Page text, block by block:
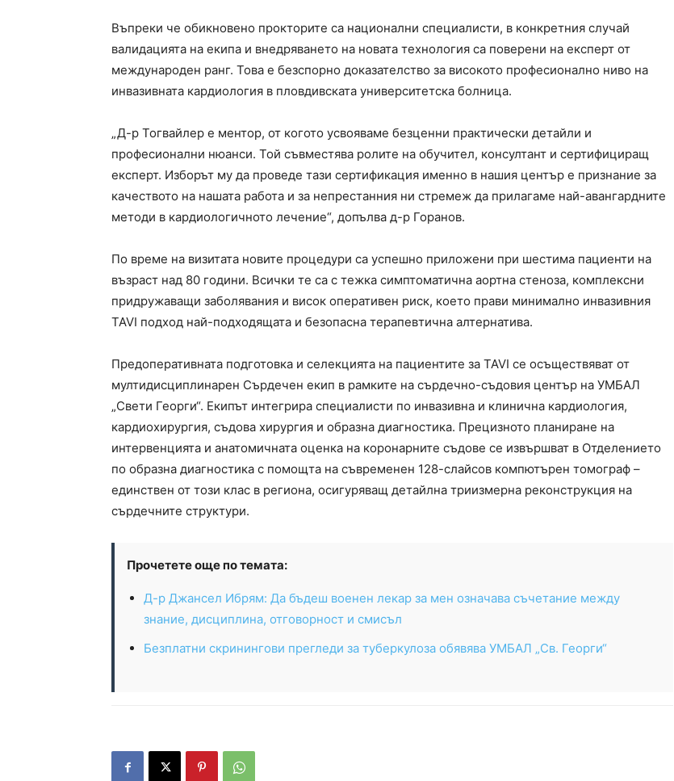
Въпреки че обикновено прокторите са национални специалисти, в конкретния случай
валидацията на екипа и внедряването на новата технология са поверени на експерт от
международен ранг. Това е безспорно доказателство за високото професионално ниво на
инвазивната кардиология в пловдивската университетска болница.
„Д-р Тогвайлер е ментор, от когото усвояваме безценни практически детайли и
професионални нюанси. Той съвместява ролите на обучител, консултант и сертифициращ
експерт. Изборът му да проведе тази сертификация именно в нашия център е признание за
качеството на нашата работа и за непрестанния ни стремеж да прилагаме най-авангардните
методи в кардиологичното лечение“, допълва д-р Горанов.
По време на визитата новите процедури са успешно приложени при шестима пациенти на
възраст над 80 години. Всички те са с тежка симптоматична аортна стеноза, комплексни
придружаващи заболявания и висок оперативен риск, което прави минимално инвазивния
TAVI подход най-подходящата и безопасна терапевтична алтернатива.
Предоперативната подготовка и селекцията на пациентите за TAVI се осъществяват от
мултидисциплинарен Сърдечен екип в рамките на сърдечно-съдовия център на УМБАЛ
„Свети Георги“. Екипът интегрира специалисти по инвазивна и клинична кардиология,
кардиохирургия, съдова хирургия и образна диагностика. Прецизното планиране на
интервенцията и анатомичната оценка на коронарните съдове се извършват в Отделението
по образна диагностика с помощта на съвременен 128-слайсов компютърен томограф –
единствен от този клас в региона, осигуряващ детайлна триизмерна реконструкция на
сърдечните структури.
Прочетете още по темата:
Д-р Джансел Ибрям: Да бъдеш военен лекар за мен означава съчетание между
знание, дисциплина, отговорност и смисъл
Безплатни скринингови прегледи за туберкулоза обявява УМБАЛ „Св. Георги“